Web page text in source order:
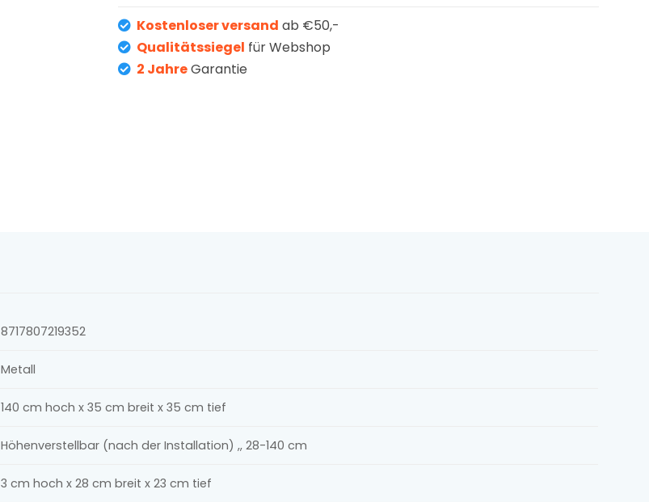
Kostenloser versand ab €50,-
Qualitätssiegel für Webshop
2 JahreGarantie
8717807219352
Metall
140 cm hoch x 35 cm breit x 35 cm tief
Höhenverstellbar (nach der Installation) ,, 28-140 cm
3 cm hoch x 28 cm breit x 23 cm tief